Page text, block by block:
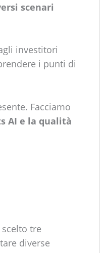
scenari
investitori
i punti di
Facciamo
AI e la qualità
tre
diverse